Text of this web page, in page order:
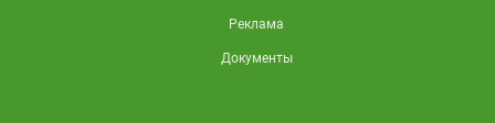
Реклама
Документы